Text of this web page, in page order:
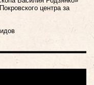
центра за